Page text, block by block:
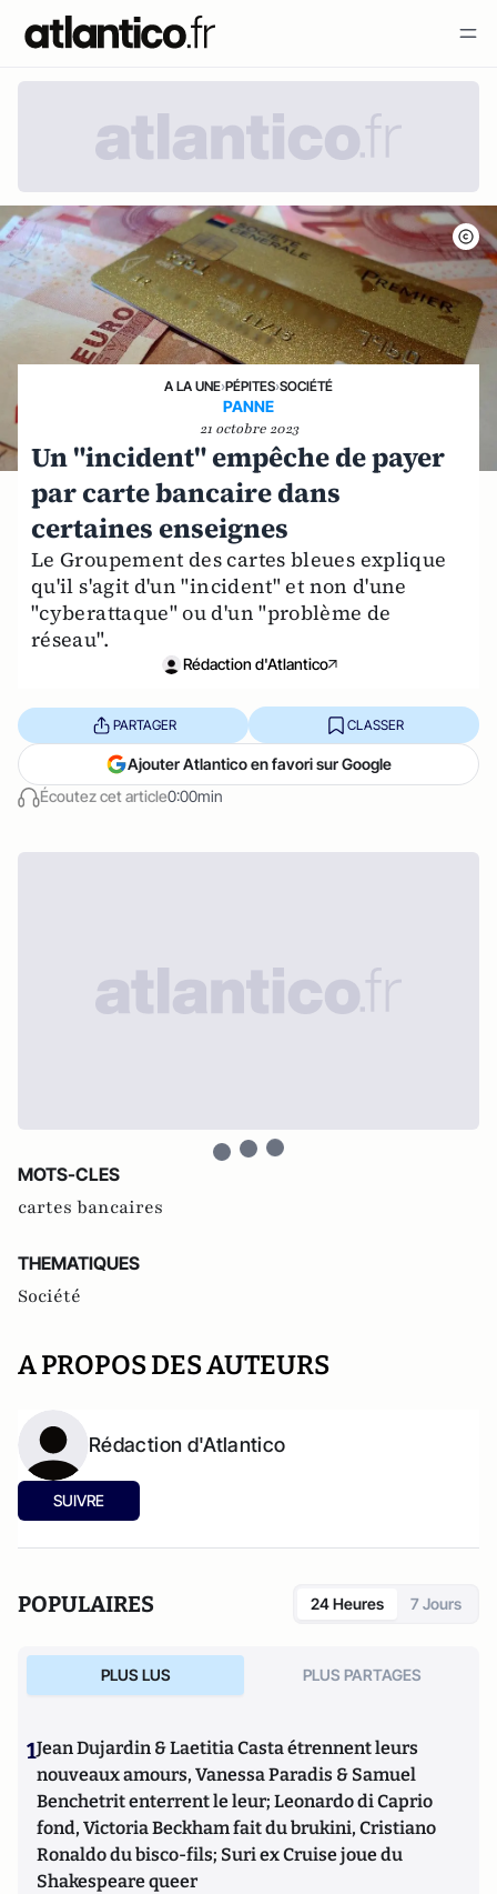
A LA UNE›PÉPITES›SOCIÉTÉ
PANNE
21 octobre 2023
Un "incident" empêche de payer
par carte bancaire dans
certaines enseignes
Le Groupement des cartes bleues explique
qu'il s'agit d'un "incident" et non d'une
"cyberattaque" ou d'un "problème de
réseau".
Rédaction d'Atlantico
Écoutez cet article0:00min
PARTAGER CLASSER
Ajouter Atlantico en favori sur Google
MOTS-CLES
cartes bancaires
THEMATIQUES
Société
A PROPOS DES AUTEURS
Rédaction d'Atlantico
SUIVRE
POPULAIRES 24 Heures 7 Jours
PLUS LUS PLUS PARTAGES
1Jean Dujardin & Laetitia Casta étrennent leurs
nouveaux amours, Vanessa Paradis & Samuel
Benchetrit enterrent le leur; Leonardo di Caprio
fond, Victoria Beckham fait du brukini, Cristiano
Ronaldo du bisco-fils; Suri ex Cruise joue du
Shakespeare queer